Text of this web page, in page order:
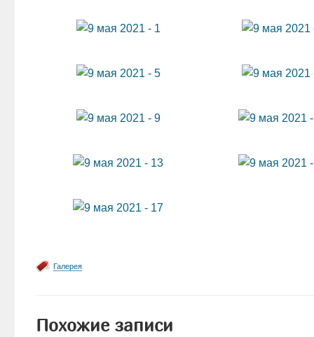
Галерея
Похожие записи